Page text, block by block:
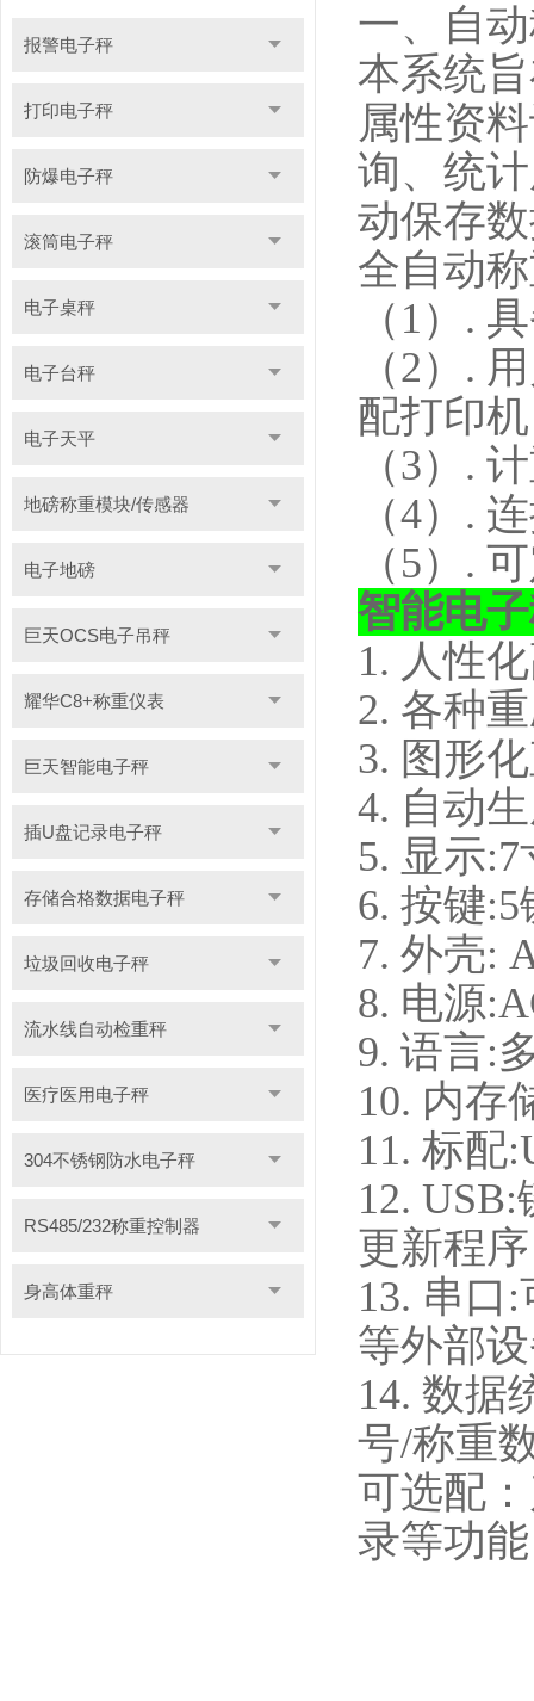
报警电子秤
打印电子秤
防爆电子秤
滚筒电子秤
电子桌秤
电子台秤
电子天平
地磅称重模块/传感器
电子地磅
巨天OCS电子吊秤
耀华C8+称重仪表
巨天智能电子秤
插U盘记录电子秤
存储合格数据电子秤
垃圾回收电子秤
流水线自动检重秤
医疗医用电子秤
304不锈钢防水电子秤
RS485/232称重控制器
身高体重秤
一、自
本系统
属性资
询、统
动保存
全自动
（1）.
（2）.
配打印
（3）.
（4）.
（5）.
智能电
1. 人性
2. 各种
3. 图形
4. 自动
5. 显示
6. 按键
7. 外壳:
8. 电源
9. 语言:
10. 内存
11. 标配
12.
更新程
13. 串口
等外部
14. 数据
号/称重
可选配
录等功